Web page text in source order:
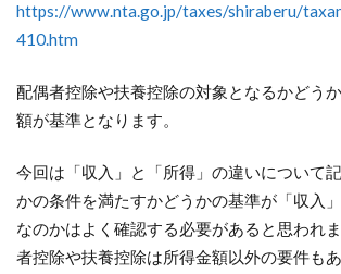
https://www.nta.go.jp/taxes/shiraberu/
410.htm
配偶者控除や扶養控除の対象となるかどう
額が基準となります。
今回は「収入」と「所得」の違いについて
かの条件を満たすかどうかの基準が「収入」
なのかはよく確認する必要があると思われ
者控除や扶養控除は所得金額以外の要件も